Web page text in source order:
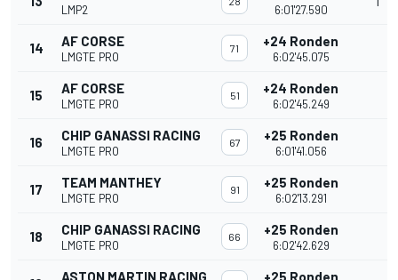
LMP2 6:01'27.590
14 AF CORSE
LMGTE PRO
71 +24 Ronden
6:02'45.075
15 AF CORSE
LMGTE PRO
51 +24 Ronden
6:02'45.249
16 CHIP GANASSI RACING
LMGTE PRO
67 +25 Ronden
6:01'41.056
17 TEAM MANTHEY
LMGTE PRO
91 +25 Ronden
6:02'13.291
18 CHIP GANASSI RACING
LMGTE PRO
66 +25 Ronden
6:02'42.629
ASTON MARTIN RACING +25 Ronden